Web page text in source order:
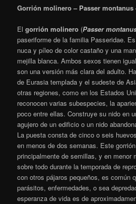
Gorrión molinero – Passer montanus
Elgorrión molinero (Passer
paseriforme de la familia Passeridae.
nuca y píleo de color castaño y una
mejilla blanca. Ambos sexos tienen
son una versión más clara del adulto.
de Eurasia templada y el sudeste de
otras regiones, como en los Estados
reconocen varias subespecies, la
poco entre ellas. Construye su nido en
agujero de un edificio o un nido
La puesta consta de cinco o seis
en menos de dos semanas. Este
principalmente de semillas, y en menor
sobre todo durante la temporada de
con otros pájaros pequeños, es común
parásitos, enfermedades, o sea
esperanza de vida es de